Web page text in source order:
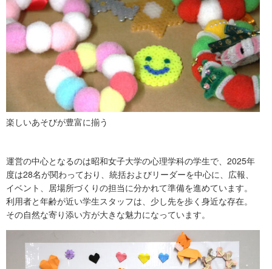
楽しいあそびが豊富に揃う
運営の中心となるのは昭和女子大学の心理学科の学生で、2025年
度は28名が関わっており、統括およびリーダーを中心に、広報、
イベント、居場所づくりの担当に分かれて準備を進めています。
利用者と年齢が近い学生スタッフは、少し先を歩く身近な存在。
その自然な寄り添い方が大きな魅力になっています。